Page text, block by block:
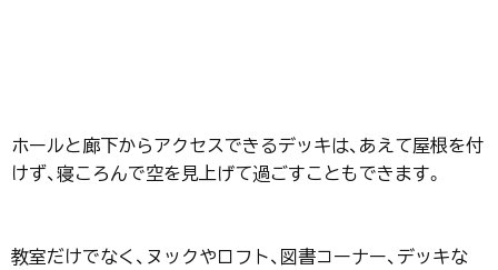
ホールと廊下からアクセスできるデッキは、あえて屋根を付
けず、寝ころんで空を見上げて過ごすこともできます。
教室だけでなく、ヌックやロフト、図書コーナー、デッキな